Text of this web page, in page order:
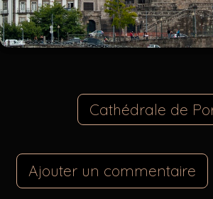
Cathédrale de
Ajouter un commentaire